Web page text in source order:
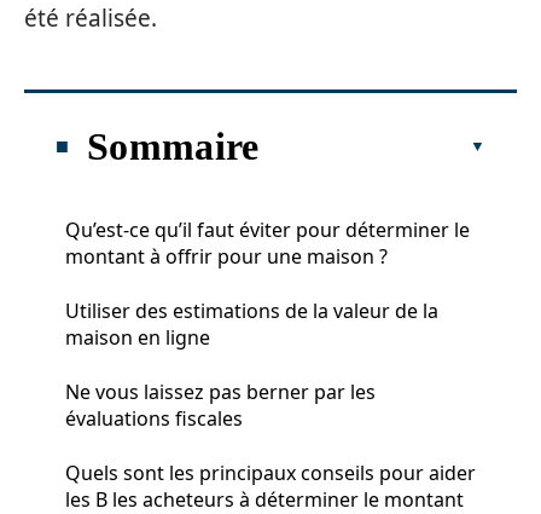
été réalisée.
Sommaire
Qu’est-ce qu’il faut éviter pour déterminer le
montant à offrir pour une maison ?
Utiliser des estimations de la valeur de la
maison en ligne
Ne vous laissez pas berner par les
évaluations fiscales
Quels sont les principaux conseils pour aider
les B les acheteurs à déterminer le montant